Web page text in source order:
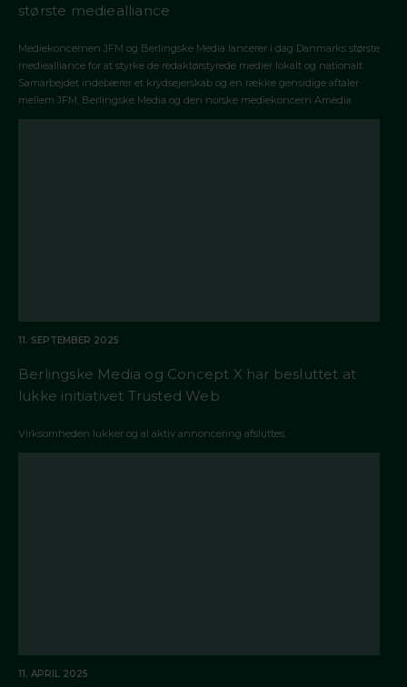
største mediealliance
Mediekoncernen JFM og Berlingske Media lancerer i dag Danmarks største
mediealliance for at styrke de redaktørstyrede medier lokalt og nationalt.
Samarbejdet indebærer et krydsejerskab og en række gensidige aftaler
mellem JFM, Berlingske Media og den norske mediekoncern Amedia.
11. SEPTEMBER 2025
Berlingske Media og Concept X har besluttet at
lukke initiativet Trusted Web
Virksomheden lukker og al aktiv annoncering afsluttes.
11. APRIL 2025